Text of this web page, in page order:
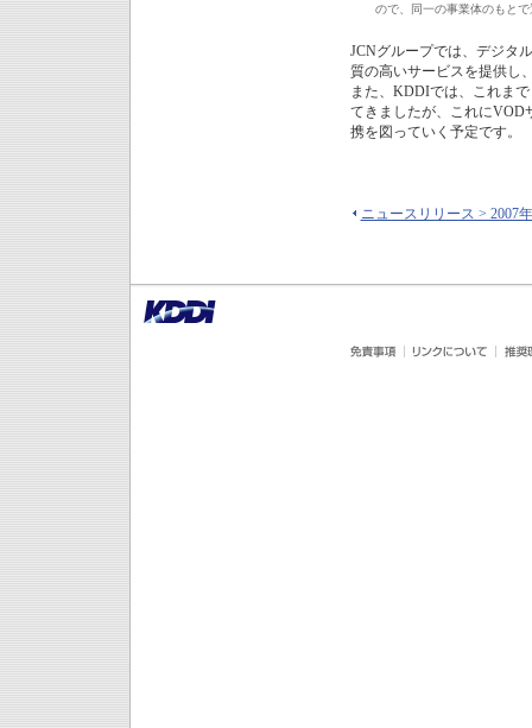
ので、同一の事業体のもと
JCNグループでは、デジタ
質の高いサービスを提供し
また、KDDIでは、これま
てきましたが、これにVOD
携を図っていく予定です。
ニュースリリース > 2007年